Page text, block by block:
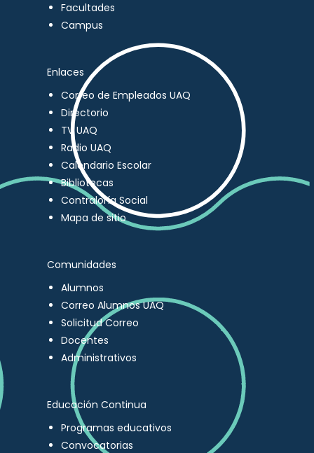
Facultades
Campus
Enlaces
Correo de Empleados UAQ
Directorio
TV UAQ
Radio UAQ
Calendario Escolar
Bibliotecas
Contraloría Social
Mapa de sitio
Comunidades
Alumnos
Correo Alumnos UAQ
Solicitud Correo
Docentes
Administrativos
Educación Continua
Programas educativos
Convocatorias